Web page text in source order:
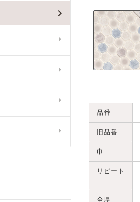
品番
旧品番
巾
リピート
全厚